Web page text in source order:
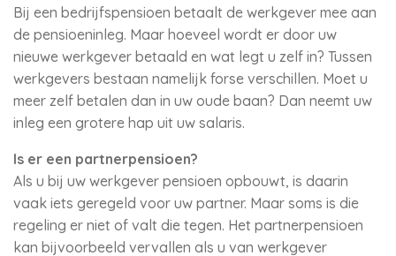
Bij een bedrijfspensioen betaalt de werkgever mee aan
de pensioeninleg. Maar hoeveel wordt er door uw
nieuwe werkgever betaald en wat legt u zelf in? Tussen
werkgevers bestaan namelijk forse verschillen. Moet u
meer zelf betalen dan in uw oude baan? Dan neemt uw
inleg een grotere hap uit uw salaris.
Is er een partnerpensioen?
Als u bij uw werkgever pensioen opbouwt, is daarin
vaak iets geregeld voor uw partner. Maar soms is die
regeling er niet of valt die tegen. Het partnerpensioen
kan bijvoorbeeld vervallen als u van werkgever